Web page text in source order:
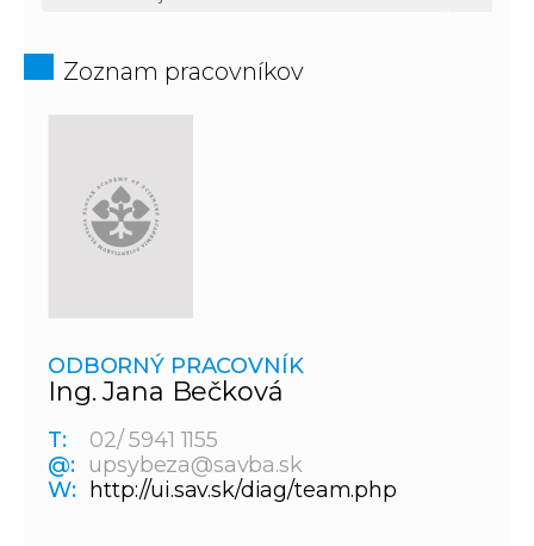
Zoznam pracovníkov
ODBORNÝ PRACOVNÍK
Ing. Jana Bečková
T:
02/ 5941 1155
@:
upsybeza@savba.sk
W: http://ui.sav.sk/diag/team.php